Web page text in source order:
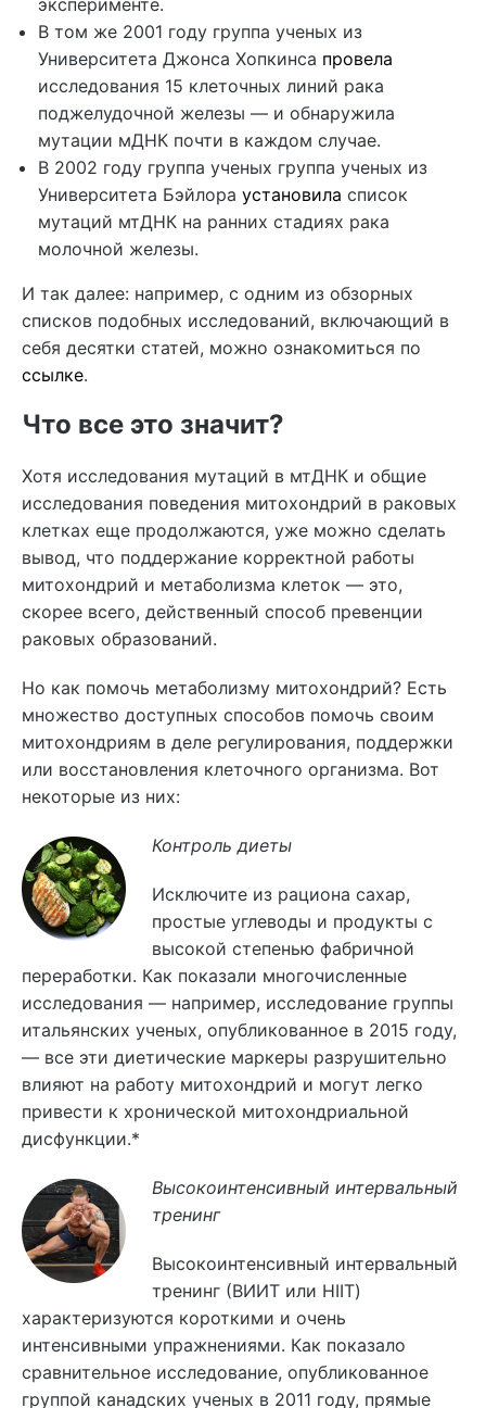
В том же 2001 году группа ученых из
Университета Джонса Хопкинса провела
исследования 15 клеточных линий рака
поджелудочной железы — и обнаружила
мутации мДНК почти в каждом случае.
В 2002 году группа ученых группа ученых из
Университета Бэйлора установила список
мутаций мтДНК на ранних стадиях рака
молочной железы.
И так далее: например, с одним из обзорных
списков подобных исследований, включающий в
себя десятки статей, можно ознакомиться по
ссылке.
Что все это значит?
Хотя исследования мутаций в мтДНК и общие
исследования поведения митохондрий в раковых
клетках еще продолжаются, уже можно сделать
вывод, что поддержание корректной работы
митохондрий и метаболизма клеток — это,
скорее всего, действенный способ превенции
раковых образований.
Но как помочь метаболизму митохондрий? Есть
множество доступных способов помочь своим
митохондриям в деле регулирования, поддержки
или восстановления клеточного организма. Вот
некоторые из них:
Контроль диеты
Исключите из рациона сахар,
простые углеводы и продукты с
высокой степенью фабричной
переработки. Как показали многочисленные
исследования — например, исследование группы
итальянских ученых, опубликованное в 2015 году,
— все эти диетические маркеры разрушительно
влияют на работу митохондрий и могут легко
привести к хронической митохондриальной
дисфункции.*
Высокоинтенсивный интервальный
тренинг
Высокоинтенсивный интервальный
тренинг (ВИИТ или HIIT)
характеризуются короткими и очень
интенсивными упражнениями. Как показало
сравнительное исследование, опубликованное
группой канадских ученых в 2011 году, прямые